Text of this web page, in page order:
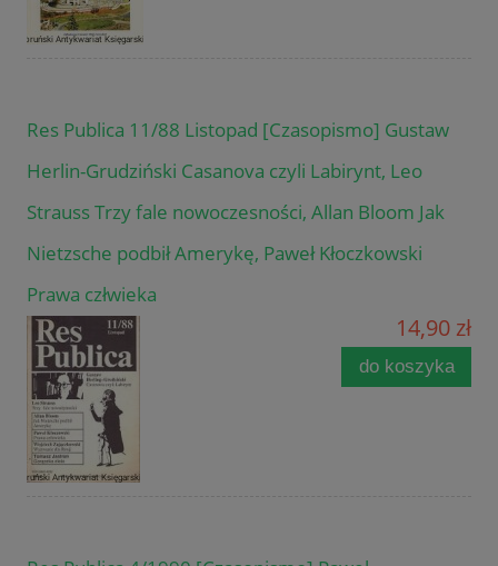
Res Publica 11/88 Listopad [Czasopismo] Gustaw
Herlin-Grudziński Casanova czyli Labirynt, Leo
Strauss Trzy fale nowoczesności, Allan Bloom Jak
Nietzsche podbił Amerykę, Paweł Kłoczkowski
Prawa człwieka
14,90 zł
do koszyka